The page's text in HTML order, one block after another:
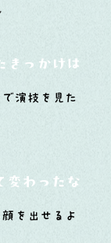
きっかけは？
演技を見た
変わったなと思
を出せるよ